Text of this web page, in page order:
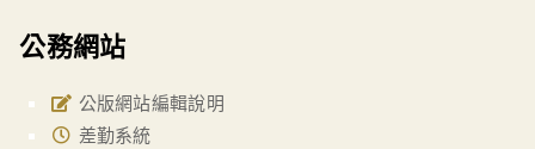
公務網站
公版網站編輯說明
差勤系統